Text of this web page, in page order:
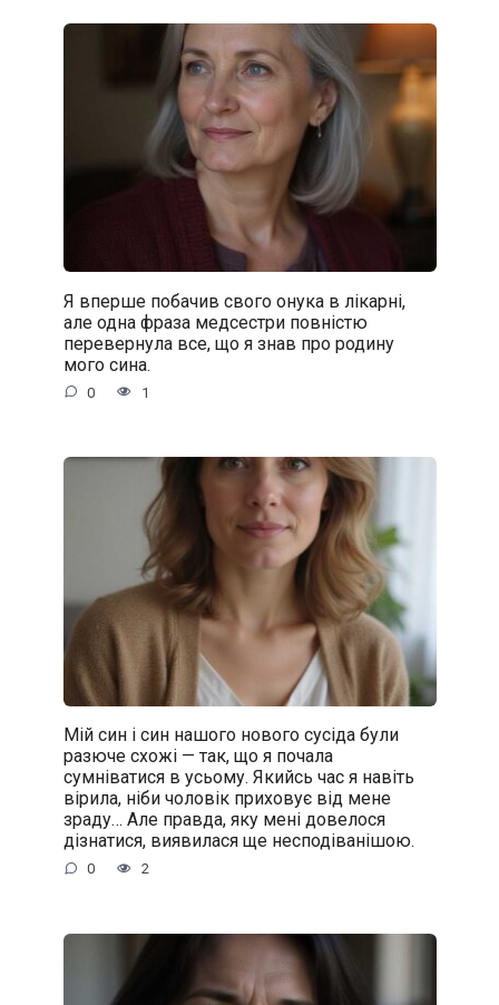
Я вперше побачив свого онука в лікарні,
але одна фраза медсестри повністю
перевернула все, що я знав про родину
мого сина.
0 1
Мій син і син нашого нового сусіда були
разюче схожі — так, що я почала
сумніватися в усьому. Якийсь час я навіть
вірила, ніби чоловік приховує від мене
зраду… Але правда, яку мені довелося
дізнатися, виявилася ще несподіванішою.
0 2